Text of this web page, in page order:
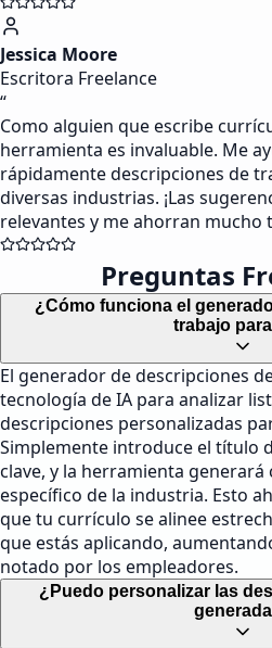
Jessica Moore
Escritora Freelance
“
Como alguien que escribe
herramienta es invaluable. Me
rápidamente descripciones de
diversas industrias. ¡Las
relevantes y me ahorran mucho
Preguntas
¿Cómo funciona el
trabajo
El generador de descripciones
tecnología de IA para analizar
descripciones personalizadas
Simplemente introduce el título
clave, y la herramienta
específico de la industria. Esto
que tu currículo se alinee
que estás aplicando,
notado por los empleadores.
¿Puedo personalizar las